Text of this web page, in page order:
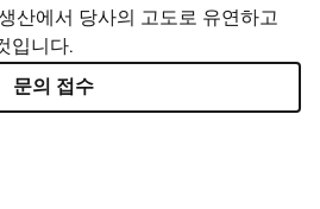
산에서 당사의 고도로 유연하고
입니다.
문의 접수